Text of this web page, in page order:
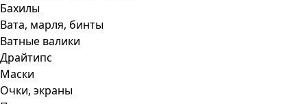
Бахилы
Вата, марля, бинты
Ватные валики
Драйтипс
Маски
Очки, экраны